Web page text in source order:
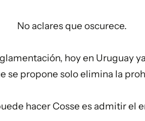
No aclares que oscurece.
hoy en Uruguay
se propone solo elimina la
hacer Cosse es admitir el